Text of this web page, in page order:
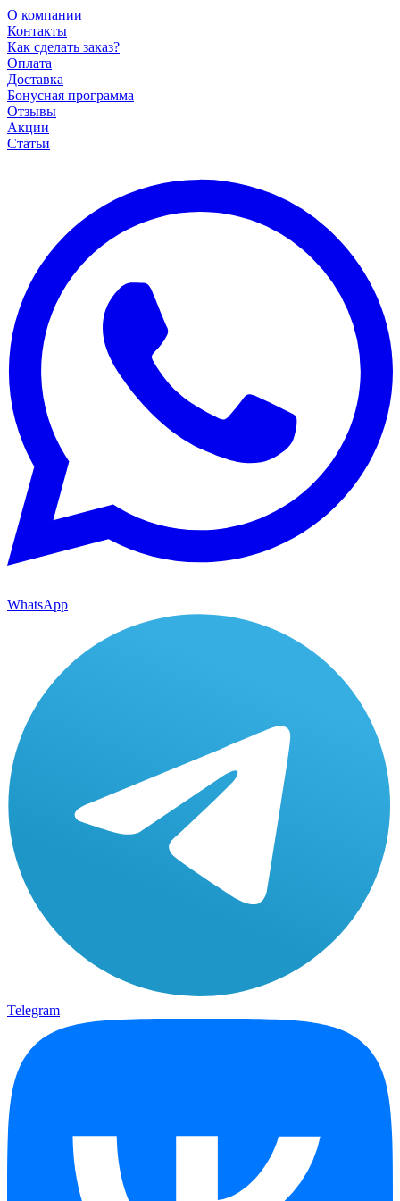
О компании
Контакты
Как сделать заказ?
Оплата
Доставка
Бонусная программа
Отзывы
Акции
Статьи
WhatsApp
Telegram